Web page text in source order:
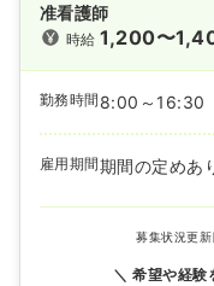
准看護師
時給1,200〜
勤務時間 8:00～16:30
雇用期間期間の定めあ
募集状況更新
希望や経験